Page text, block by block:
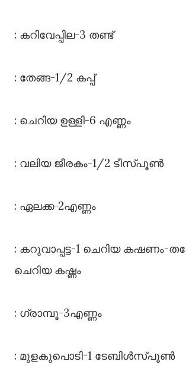
: കറിവേപ്പില-3 തണ്ട്
: തേങ്ങ-1/2 കപ്പ്
: ചെറിയ ഉള്ളി-6 എണ്ണം
: വലിയ ജീരകം-1/2 ടീസ്പൂൺ
: ഏലക്ക-2എണ്ണം
: കറുവാപ്പട്ട-1 ചെറിയ കഷണം-
ചെറിയ കഷ്ണം
: ഗ്രാമ്പൂ-3എണ്ണം
: മുളകുപൊടി-1 ടേബിൾസ്പൂൺ